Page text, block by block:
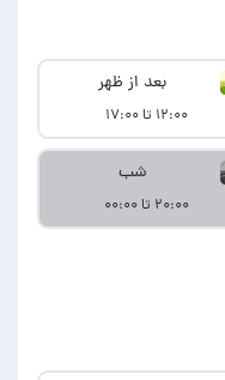
بعد از ظهر
۱۲:۰۰ تا ۱۷:۰۰
شب
۲۰:۰۰ تا ۰۰:۰۰